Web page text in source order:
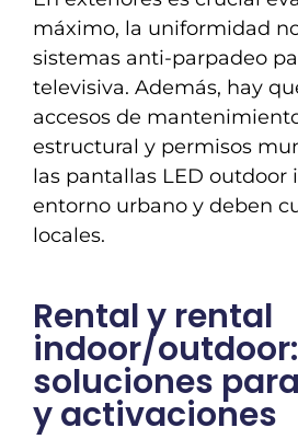
máximo, la uniformidad
sistemas anti-parpadeo
televisiva. Además, hay
accesos de
estructural y permisos
las pantallas LED outdoor
entorno urbano y deben
locales.
Rental y rental
indoor/outdoor:
soluciones
y activaciones